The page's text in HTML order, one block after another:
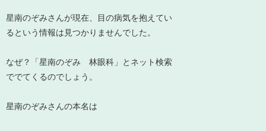
星南のぞみさんが現在、目の病気を抱えてい
るという情報は見つかりませんでした。
なぜ？「星南のぞみ 林眼科」とネット検索
ででてくるのでしょう。
星南のぞみさんの本名は